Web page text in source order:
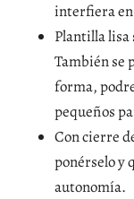
interfiera
Plantilla
También se
forma,
pequeños
Con cierre
ponérselo y
autonomía.